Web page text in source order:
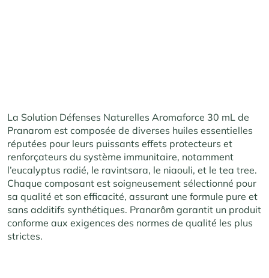
La Solution Défenses Naturelles Aromaforce 30 mL de
Pranarom est composée de diverses huiles essentielles
réputées pour leurs puissants effets protecteurs et
renforçateurs du système immunitaire, notamment
l’eucalyptus radié, le ravintsara, le niaouli, et le tea tree.
Chaque composant est soigneusement sélectionné pour
sa qualité et son efficacité, assurant une formule pure et
sans additifs synthétiques. Pranarôm garantit un produit
conforme aux exigences des normes de qualité les plus
strictes.